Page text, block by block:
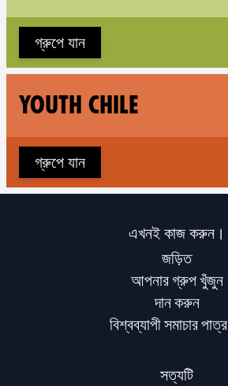
গ্রুপে যান
YOUTH CHILE
গ্রুপে যান
এখনই কাজ করুন।
জড়িত
আপনার গ্রুপ খুঁজুন
দান করুন
বিশ্বব্যাপী সমাচার পাত্র
সত্যটি